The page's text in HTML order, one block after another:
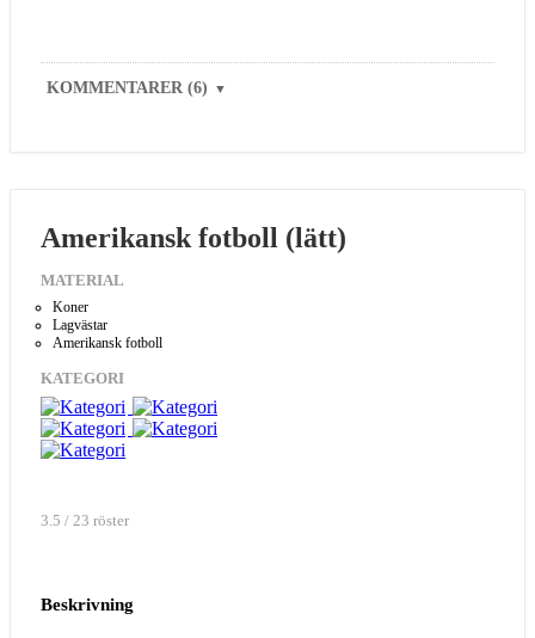
KOMMENTARER (6) ▼
Amerikansk fotboll (lätt)
MATERIAL
Koner
Lagvästar
Amerikansk fotboll
KATEGORI
3.5 / 23 röster
Beskrivning